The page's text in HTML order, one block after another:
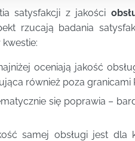
satysfakcji z jakości
rzucają badania
oceniają jakość
również poza granicami
się poprawia –
samej obsługi jest dla